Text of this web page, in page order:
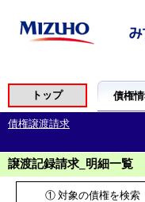
譲渡記録請求_明細一覧
① 対象の債権を検索